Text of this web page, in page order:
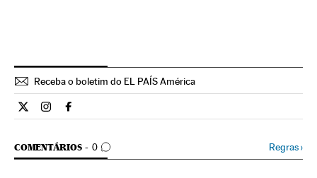
Receba o boletim do EL PAÍS América
Internacional El País Brasil en Twitter
Internacional El País Brasil en Instagram
Internacional El País Brasil en Facebook
COMENTÁRIOS 0
COMENTÁRIOS Regras›